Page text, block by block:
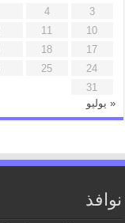
3
4
10
11
17
18
24
25
31
« يوليو
نوافذ